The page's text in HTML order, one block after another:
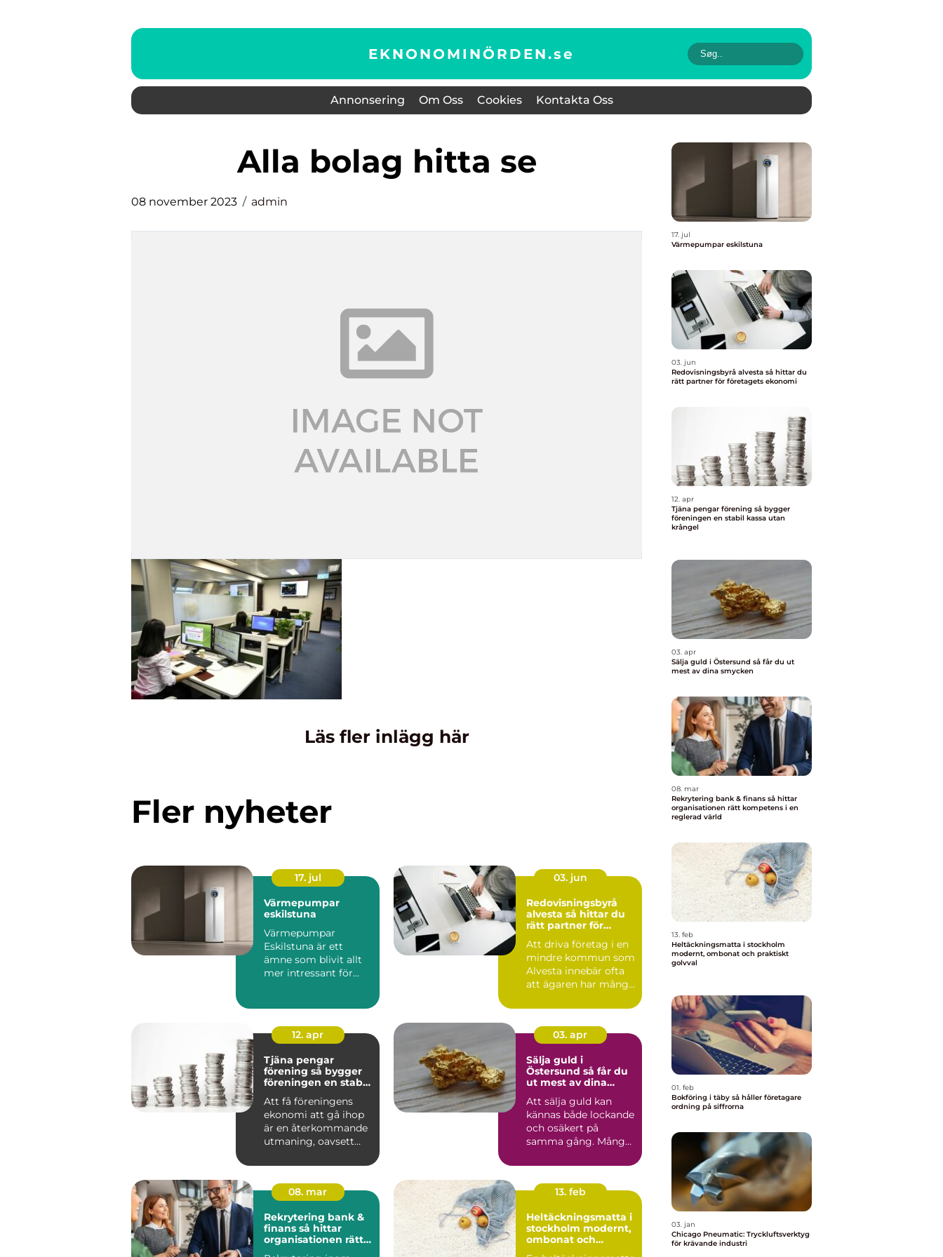
EKNONOMINÖRDEN.se
Annonsering Om Oss Cookies Kontakta Oss
alla bolag hitta se
08 november 2023 admin
Läs fler inlägg här
Fler nyheter
17. jul
Värmepumpar
eskilstuna
Värmepumpar
Eskilstuna är ett
ämne som blivit allt
mer intressant för
03. jun
Redovisningsbyrå
alvesta så hittar du
rätt partner för
Att driva företag i en
mindre kommun som
Alvesta innebär ofta
att ägaren har många
12. apr
Tjäna pengar
förening så bygger
föreningen en stabil
Att få föreningens
ekonomi att gå ihop
är en återkommande
utmaning, oavsett
en idr...
03. apr
Sälja guld i
Östersund så får du
ut mest av dina
Att sälja guld kan
kännas både lockande
och osäkert på
samma gång. Många
smycken...
08. mar
Rekrytering bank &
finans så hittar
organisationen rätt
13. feb
Heltäckningsmatta i
stockholm modernt,
ombonat och
17. jul
Värmepumpar eskilstuna
03. jun
Redovisningsbyrå alvesta så hittar du
rätt partner för företagets ekonomi
12. apr
Tjäna pengar förening så bygger
föreningen en stabil kassa utan
krångel
03. apr
Sälja guld i Östersund så får du ut
mest av dina smycken
08. mar
Rekrytering bank & finans så hittar
organisationen rätt kompetens i en
reglerad värld
13. feb
Heltäckningsmatta i stockholm
modernt, ombonat och praktiskt
golvval
01. feb
Bokföring i täby så håller företagare
ordning på siffrorna
03. jan
Chicago Pneumatic: Tryckluftsverktyg
för krävande industri